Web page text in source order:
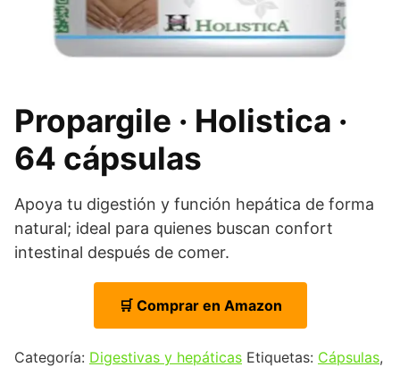
Propargile · Holistica ·
64 cápsulas
Apoya tu digestión y función hepática de forma
natural; ideal para quienes buscan confort
intestinal después de comer.
🛒 Comprar en Amazon
Categoría: Digestivas y hepáticas Etiquetas: Cápsulas,